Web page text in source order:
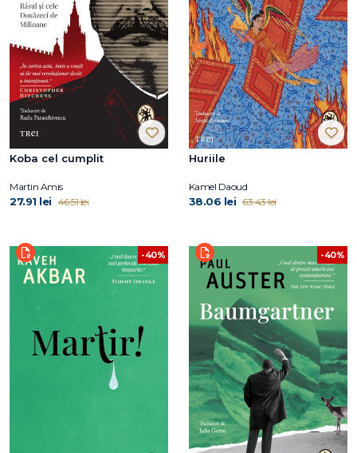
Koba cel cumplit
Martin Amis
27.91 lei 46.51 lei
Huriile
Kamel Daoud
38.06 lei 63.43 lei
-40% -40%